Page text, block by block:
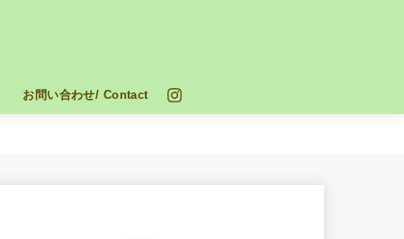
お問い合わせ/ Contact